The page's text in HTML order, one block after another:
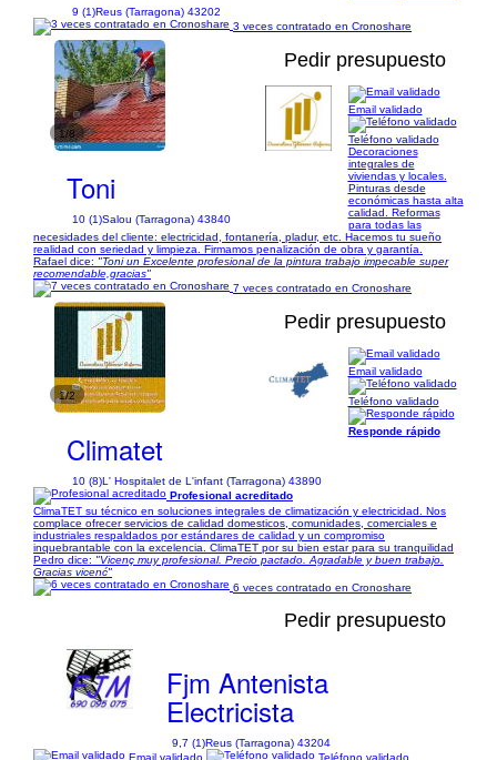
9 (1)Reus (Tarragona) 43202
3 veces contratado en Cronoshare
1/8
Pedir presupuesto
Toni
10 (1)Salou (Tarragona) 43840
Email validado
Teléfono validado
Decoraciones
integrales de
viviendas y locales.
Pinturas desde
económicas hasta alta
calidad. Reformas
para todas las
necesidades del cliente: electricidad, fontanería, pladur, etc. Hacemos tu sueño
realidad con seriedad y limpieza. Firmamos penalización de obra y garantía.
Rafael dice: "Toni un Excelente profesional de la pintura trabajo impecable super
recomendable,gracias"
7 veces contratado en Cronoshare
1/2
Pedir presupuesto
Climatet
10 (8)L' Hospitalet de L'infant (Tarragona) 43890
Email validado
Teléfono validado
Responde rápido
Profesional acreditado
ClimaTET su técnico en soluciones integrales de climatización y electricidad. Nos
complace ofrecer servicios de calidad domesticos, comunidades, comerciales e
industriales respaldados por estándares de calidad y un compromiso
inquebrantable con la excelencia. ClimaTET por su bien estar para su tranquilidad
Pedro dice: "Vicenç muy profesional. Precio pactado. Agradable y buen trabajo.
Gracias vicenć"
6 veces contratado en Cronoshare
Pedir presupuesto
Fjm Antenista
Electricista
9,7 (1)Reus (Tarragona) 43204
Email validado
Teléfono validado